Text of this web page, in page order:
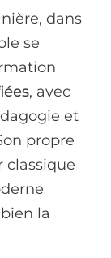
dans
se
, avec
et
propre
classique
la